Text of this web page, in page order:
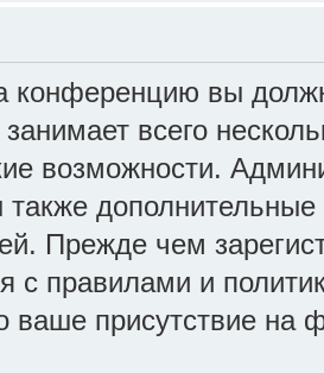
конференцию вы
всего
возможности.
также
Прежде чем
с правилами и
ваше присутствие на